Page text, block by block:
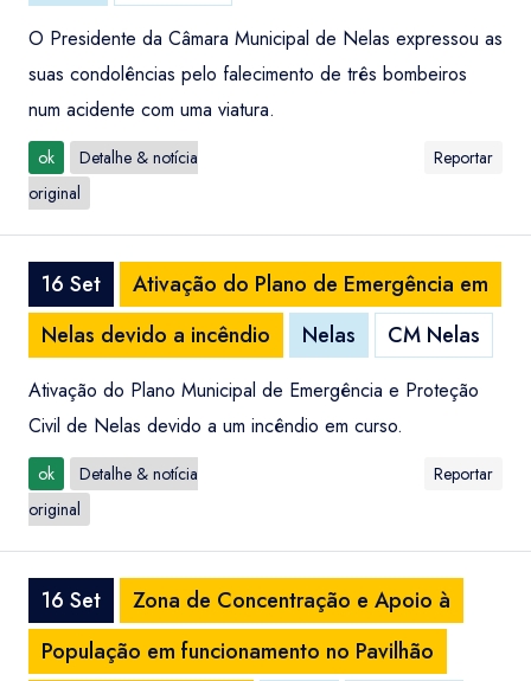
O Presidente da Câmara Municipal de Nelas expressou as
suas condolências pelo falecimento de três bombeiros
num acidente com uma viatura.
ok
Detalhe & notícia
original
Reportar
16 Set
Ativação do Plano de Emergência em
Nelas devido a incêndio
Nelas CM Nelas
Ativação do Plano Municipal de Emergência e Proteção
Civil de Nelas devido a um incêndio em curso.
ok
Detalhe & notícia
original
Reportar
16 Set
Zona de Concentração e Apoio à
População em funcionamento no Pavilhão